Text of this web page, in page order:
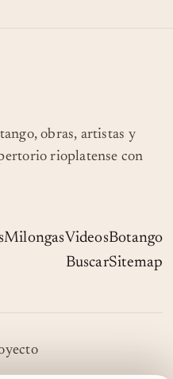
obras, artistas y
rioplatense con
MilongasVideosBotango
BuscarSitemap